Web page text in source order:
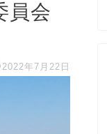
員会
2022年7月22日